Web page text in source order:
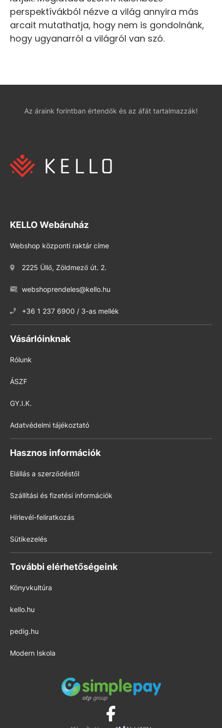
perspektívákból nézve a világ annyira más
arcait mutathatja, hogy nem is gondolnánk,
hogy ugyanarról a világról van szó.
Az áraink forintban értendők és az áfát tartalmazzák!
KELLO Webáruház
Webshop központi raktár címe
2225 Üllő, Zöldmező út. 2.
webshoprendeles@kello.hu
+36 1 237 6900 / 3-as mellék
Vásárlóinknak
Rólunk
ÁSZF
GY.I.K.
Adatvédelmi tájékoztató
Hasznos információk
Elállás a szerződéstől
Szállítási és fizetési információk
Hírlevél-feliratkozás
Sütikezelés
További elérhetőségeink
Könyvkultúra
kello.hu
pedig.hu
Modern Iskola